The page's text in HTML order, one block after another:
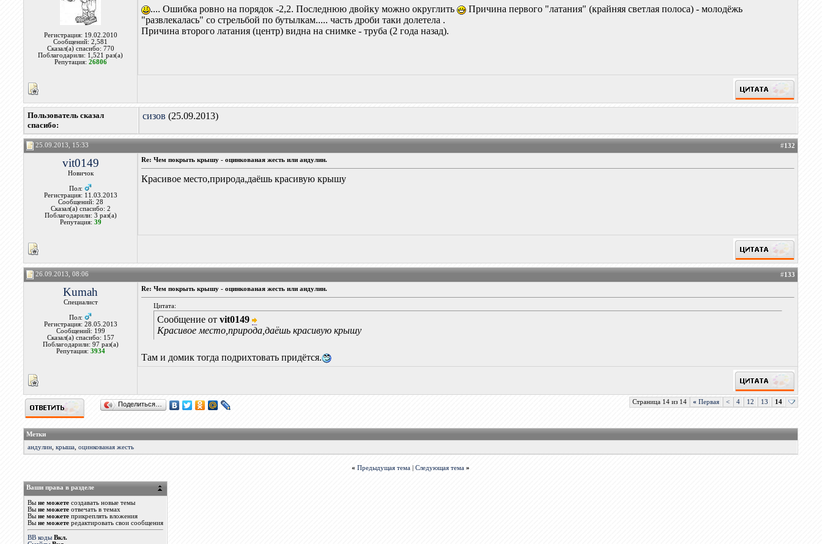
Регистрация: 19.02.2010
Сообщений: 2,581
Сказал(а) спасибо: 770
Поблагодарили: 1,521 раз(а)
Репутация: 26806
.... Ошибка ровно на порядок -2,2. Последнюю двойку можно округлить
Причина первого "латания" (крайняя светлая полоса) - молодёжь
"развлекалась" со стрельбой по бутылкам..... часть дроби таки долетела .
Причина второго латания (центр) видна на снимке - труба (2 года назад).
Пользователь сказал
cпасибо:
сизов (25.09.2013)
25.09.2013, 15:33 #132
vit0149
Новичок
Пол:
Регистрация: 11.03.2013
Сообщений: 28
Сказал(а) спасибо: 2
Поблагодарили: 3 раз(а)
Репутация: 39
Re: Чем покрыть крышу - оцинкованая жесть или андулин.
Красивое место,природа,даёшь красивую крышу
26.09.2013, 08:06 #133
Kumah
Специалист
Пол:
Регистрация: 28.05.2013
Сообщений: 199
Сказал(а) спасибо: 157
Поблагодарили: 97 раз(а)
Репутация: 3934
Re: Чем покрыть крышу - оцинкованая жесть или андулин.
Цитата:
Сообщение отvit0149
Красивое место,природа,даёшь красивую крышу
Там и домик тогда подрихтовать придётся.
Поделиться… Страница 14 из 14 « Первая < 4 12 13 14
Метки
андулин ,крыша ,оцинкованая жесть
« Предыдущая тема |Следующая тема »
Ваши права в разделе
Выне можете создавать новые темы
Выне можете отвечать в темах
Выне можете прикреплять вложения
Выне можете редактировать свои сообщения
BB коды Вкл.